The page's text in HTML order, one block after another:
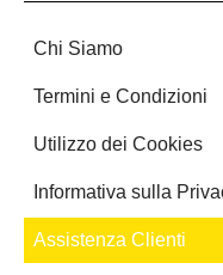
Chi Siamo
Termini e Condizioni
Utilizzo dei Cookies
Informativa sulla
Assistenza Clienti